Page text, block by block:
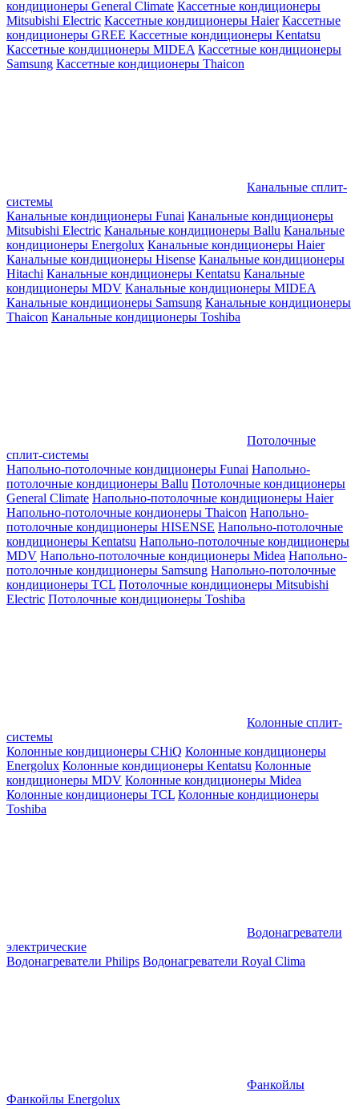
кондиционеры General Climate Кассетные кондиционеры
Mitsubishi Electric Кассетные кондиционеры Haier Кассетные
кондиционеры GREE Кассетные кондиционеры Kentatsu
Кассетные кондиционеры MIDEA Кассетные кондиционеры
Samsung Кассетные кондиционеры Thaicon
Канальные сплит-
системы
Канальные кондиционеры Funai Канальные кондиционеры
Mitsubishi Electric Канальные кондиционеры Ballu Канальные
кондиционеры Energolux Канальные кондиционеры Haier
Канальные кондиционеры Hisense Канальные кондиционеры
Hitachi Канальные кондиционеры Kentatsu Канальные
кондиционеры MDV Канальные кондиционеры MIDEA
Канальные кондиционеры Samsung Канальные кондиционеры
Thaicon Канальные кондиционеры Toshiba
Потолочные
сплит-системы
Напольно-потолочные кондиционеры Funai Напольно-
потолочные кондиционеры Ballu Потолочные кондиционеры
General Climate Напольно-потолочные кондиционеры Haier
Напольно-потолочные кондионеры Thaicon Напольно-
потолочные кондиционеры HISENSE Напольно-потолочные
кондиционеры Kentatsu Напольно-потолочные кондиционеры
MDV Напольно-потолочные кондиционеры Midea Напольно-
потолочные кондиционеры Samsung Напольно-потолочные
кондиционеры TCL Потолочные кондиционеры Mitsubishi
Electric Потолочные кондиционеры Toshiba
Колонные сплит-
системы
Колонные кондиционеры CHiQ Колонные кондиционеры
Energolux Колонные кондиционеры Kentatsu Колонные
кондиционеры MDV Колонные кондиционеры Midea
Колонные кондиционеры TCL Колонные кондиционеры
Toshiba
Водонагреватели
электрические
Водонагреватели Philips Водонагреватели Royal Clima
Фанкойлы
Фанкойлы Energolux